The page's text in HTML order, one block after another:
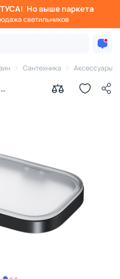
Но выше паркета
светильников
Сантехника Аксессуары